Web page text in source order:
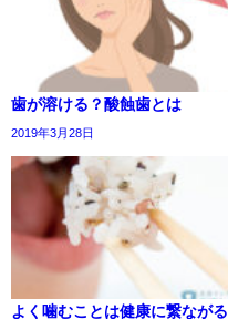
歯が溶ける？酸蝕歯とは
2019年3月28日
よく噛むことは健康に繋ながる